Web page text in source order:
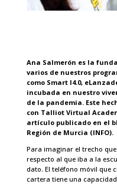
Ana Salmerón es la
varios de nuestros
como Smart I4.0,
incubada en nuestro
de la pandemia. Este
con Talliot Virtual
artículo publicado en el
Región de Murcia (INFO).
Para imaginar el trecho
respecto al que iba a la
dato. El teléfono móvil que
cartera tiene una